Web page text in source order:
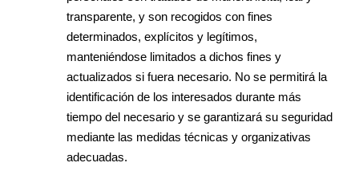
transparente, y son recogidos con fines
determinados, explícitos y legítimos,
manteniéndose limitados a dichos fines y
actualizados si fuera necesario. No se permitirá la
identificación de los interesados durante más
tiempo del necesario y se garantizará su seguridad
mediante las medidas técnicas y organizativas
adecuadas.